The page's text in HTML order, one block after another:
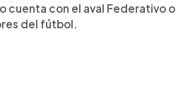
cuenta con el aval Federativo o
del fútbol.